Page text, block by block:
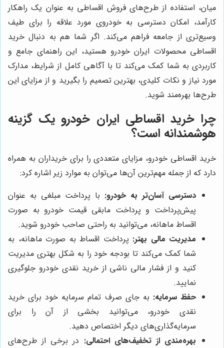
میان، استفاده از طرح‌های فروش اقساطی به عنوان یک راهکار
کارآمد، امکان دسترسی به خودروی مورد علاقه را برای طیف
وسیع‌تری از جامعه فراهم می‌کند. اگر شما هم به دنبال خرید
اقساطی محصولات ایران خودرو هستید، این راهنمای جامع و
کاربردی به شما کمک می‌کند تا با آگاهی کامل از شرایط، مدارک
مورد نیاز و نکات کلیدی، بهترین تصمیم را بگیرید و از مزایای این
طرح‌ها بهره‌مند شوید.
چرا خرید اقساطی ایران خودرو یک گزینه
هوشمندانه است؟
خرید اقساطی خودرو، مزایای متعددی را برای خریداران به همراه
دارد که از جمله مهم‌ترین آن‌ها می‌توان به موارد زیر اشاره کرد:
دسترسی آسان‌تر به خودرو: با پرداخت مبلغی به عنوان
پیش‌پرداخت و پرداخت مابقی قیمت خودرو به صورت
اقساط ماهانه، می‌توانید به راحتی صاحب خودرو شوید.
مدیریت مالی بهتر: پرداخت اقساط به صورت ماهانه، به
شما کمک می‌کند تا بودجه خود را به شکل بهتری مدیریت
کنید و از فشار مالی ناشی از خرید نقدی خودرو جلوگیری
نمایید.
حفظ سرمایه: به جای صرف تمام سرمایه خود برای خرید
نقدی خودرو، می‌توانید بخشی از آن را برای
سرمایه‌گذاری‌های دیگر اختصاص دهید.
بهره‌مندی از تخفیف‌های احتمالی: در برخی از طرح‌های